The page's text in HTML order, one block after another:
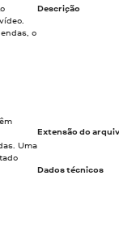
o
Uma
Descrição
Extensão do
Dados técnicos